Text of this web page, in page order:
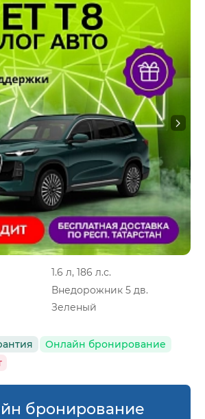
1.6 л, 186 л.с.
Внедорожник 5 дв.
Зеленый
Онлайн бронирование
бронирование